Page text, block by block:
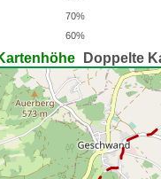
70%
60%
Doppelte